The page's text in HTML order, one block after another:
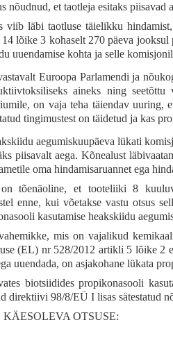
nõudnud, et taotleja esitaks piisavad
viib läbi taotluse täielikku
lõike 3 kohaselt 270 päeva jooksul
uuendamise kohta ja selle
Euroopa Parlamendi ja
aineks ning
on vaja teha täiendav
tingimustest on täidetud ja kas
aegumiskuupäeva lükati
piisavalt aega. Kõnealust
oma hindamisaruannet ega
tõenäoline, et tooteliiki 8
enne, kui võetakse vastu otsus
kasutamise heakskiidu
mis on vajalikud
(EL) nr 528/2012 artikli 5 lõike 2
uuendada, on asjakohane lükata
biotsiidides propikonasooli
direktiivi 98/8/EÜ I lisas sätestatud
OTSUSE: